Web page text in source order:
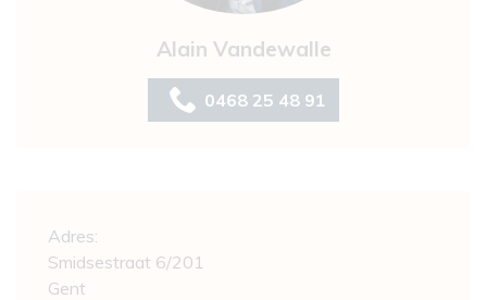
Alain Vandewalle
0468 25 48 91
Adres:
Smidsestraat 6/201
Gent